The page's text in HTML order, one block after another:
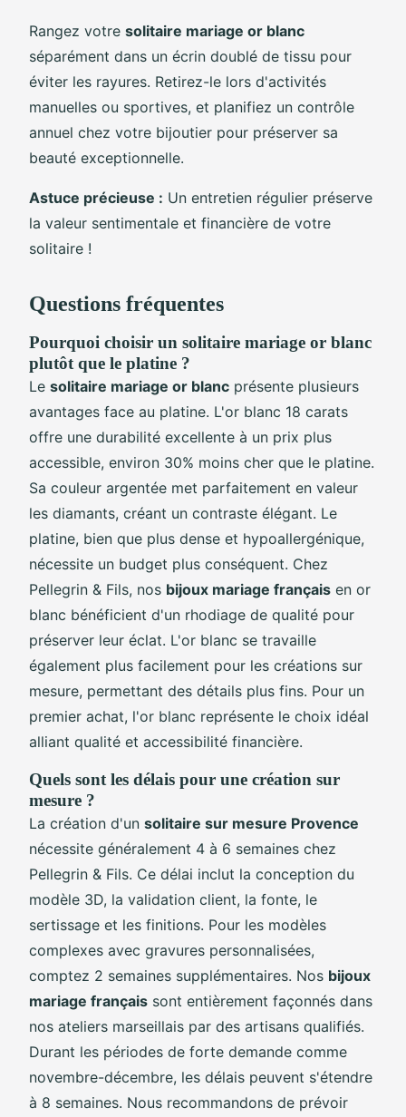
Rangez votre solitaire mariage or blanc
séparément dans un écrin doublé de tissu pour
éviter les rayures. Retirez-le lors d'activités
manuelles ou sportives, et planifiez un contrôle
annuel chez votre bijoutier pour préserver sa
beauté exceptionnelle.
Astuce précieuse : Un entretien régulier préserve
la valeur sentimentale et financière de votre
solitaire !
Questions fréquentes
Pourquoi choisir un solitaire mariage or blanc
plutôt que le platine ?
Le solitaire mariage or blanc présente plusieurs
avantages face au platine. L'or blanc 18 carats
offre une durabilité excellente à un prix plus
accessible, environ 30% moins cher que le platine.
Sa couleur argentée met parfaitement en valeur
les diamants, créant un contraste élégant. Le
platine, bien que plus dense et hypoallergénique,
nécessite un budget plus conséquent. Chez
Pellegrin & Fils, nos bijoux mariage français en or
blanc bénéficient d'un rhodiage de qualité pour
préserver leur éclat. L'or blanc se travaille
également plus facilement pour les créations sur
mesure, permettant des détails plus fins. Pour un
premier achat, l'or blanc représente le choix idéal
alliant qualité et accessibilité financière.
Quels sont les délais pour une création sur
mesure ?
La création d'un solitaire sur mesure Provence
nécessite généralement 4 à 6 semaines chez
Pellegrin & Fils. Ce délai inclut la conception du
modèle 3D, la validation client, la fonte, le
sertissage et les finitions. Pour les modèles
complexes avec gravures personnalisées,
comptez 2 semaines supplémentaires. Nos bijoux
mariage français sont entièrement façonnés dans
nos ateliers marseillais par des artisans qualifiés.
Durant les périodes de forte demande comme
novembre-décembre, les délais peuvent s'étendre
à 8 semaines. Nous recommandons de prévoir